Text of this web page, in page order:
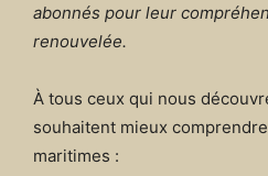
abonnés pour leur
renouvelée.
À tous ceux qui nous
souhaitent mieux
maritimes :